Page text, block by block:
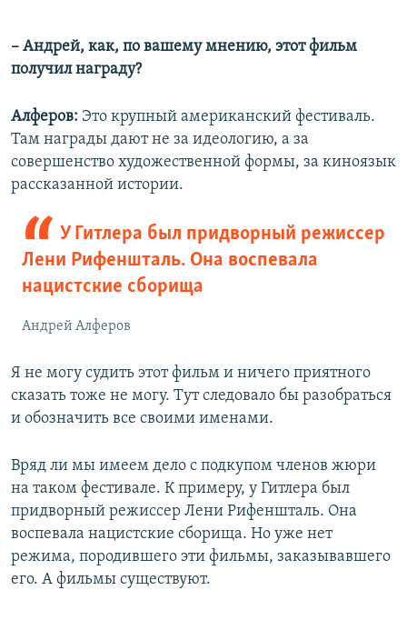
– Андрей, как, по вашему мнению, этот фильм
получил награду?
Алферов: Это крупный американский фестиваль.
Там награды дают не за идеологию, а за
совершенство художественной формы, за киноязык
рассказанной истории.
У Гитлера был придворный режиссер
Лени Рифеншталь. Она воспевала
нацистские сборища
Андрей Алферов
Я не могу судить этот фильм и ничего приятного
сказать тоже не могу. Тут следовало бы разобраться
и обозначить все своими именами.
Вряд ли мы имеем дело с подкупом членов жюри
на таком фестивале. К примеру, у Гитлера был
придворный режиссер Лени Рифеншталь. Она
воспевала нацистские сборища. Но уже нет
режима, породившего эти фильмы, заказывавшего
его. А фильмы существуют.